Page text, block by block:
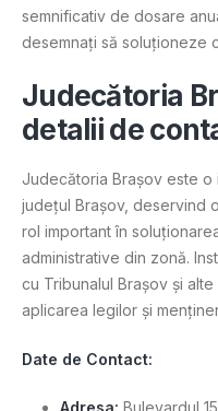
semnificativ de dosare
desemnați să soluționeze
Judecătoria
detalii de
Judecătoria Brașov este o
județul Brașov, deservind
rol important în
administrative din zonă.
cu Tribunalul Brașov și
aplicarea legilor și
Date de Contact:
Adresa: Bulevardul